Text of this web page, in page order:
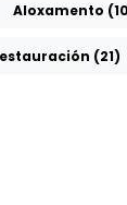
Aloxamento
(21)